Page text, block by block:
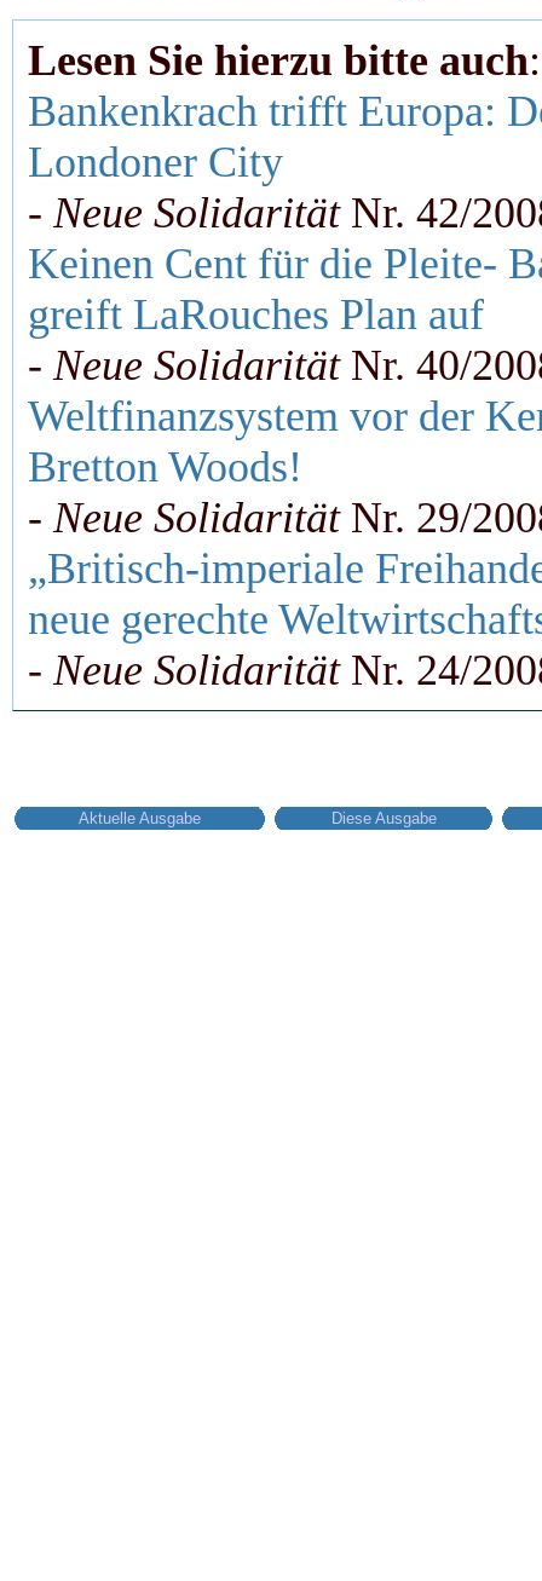
Lesen Sie hierzu bitte auch:
Bankenkrach trifft Europa:
Londoner City
-Neue SolidaritätNr. 42/
Keinen Cent für die Pleite-
greift LaRouches Plan auf
-Neue SolidaritätNr. 40/
Weltfinanzsystem vor der
Bretton Woods!
-Neue SolidaritätNr. 29/
„Britisch-imperiale
neue gerechte
-Neue SolidaritätNr. 24/
Aktuelle Ausgabe Diese Ausgabe